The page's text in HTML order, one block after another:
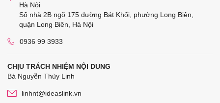
Hà Nội
Số nhà 2B ngõ 175 đường Bát Khối, phường Long Biên,
quận Long Biên, Hà Nội
0936 99 3933
CHỊU TRÁCH NHIỆM NỘI DUNG
Bà Nguyễn Thùy Linh
linhnt@ideaslink.vn